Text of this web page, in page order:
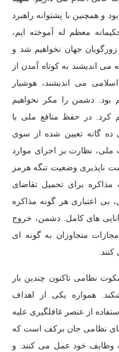
و همچنین با پشتوانه راهبرد
معظم له آموخته ایم،
جهان نخواهیم شد و
اندیشند به کوتاه آمدن از
می اندیشند، هوشیار
بود. دشمن را مکر نخواهیم
کرد. در حفظ منافع ملی با
ده گانه تعیین شده از سوی
ملی، نظارت بر اجرای موارد
ناپذیری وضعیت تنگه هرمز
برای تحمیل تقاضای
بی اعتباری هر گونه مذاکره
های کامل. دشمن، خروج
متجاوزان به گونه ای
نظامی تاکنون چندین بار
همواره یکی از اهداف
از عنصر غافلگیری علیه
نظامی جان برکف است که
وظایف خود عمل می کنند. و